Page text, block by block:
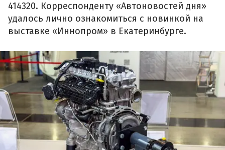
414320. Корреспонденту «Автоновостей дня»
удалось лично ознакомиться с новинкой на
выставке «Иннопром» в Екатеринбурге.